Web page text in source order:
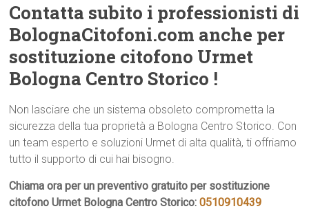
Contatta subito i professionisti di
BolognaCitofoni.com anche per
sostituzione citofono Urmet
Bologna Centro Storico !
Non lasciare che un sistema obsoleto comprometta la
sicurezza della tua proprietà a Bologna Centro Storico. Con
un team esperto e soluzioni Urmet di alta qualità, ti offriamo
tutto il supporto di cui hai bisogno.
Chiama ora per un preventivo gratuito per sostituzione
citofono Urmet Bologna Centro Storico:0510910439